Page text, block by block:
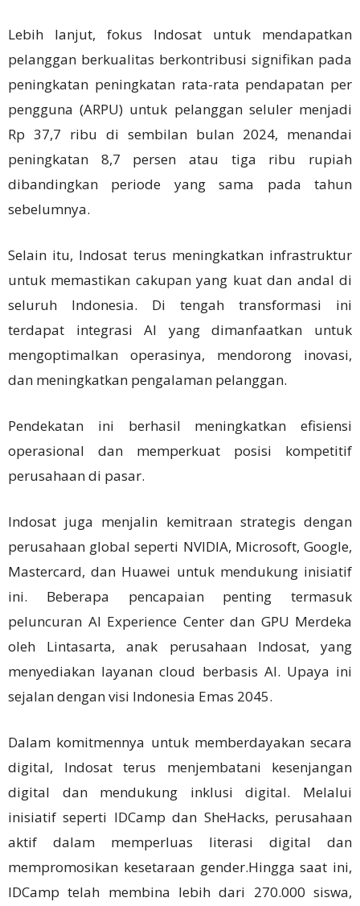
Lebih lanjut, fokus Indosat untuk mendapatkan
pelanggan berkualitas berkontribusi signifikan pada
peningkatan peningkatan rata-rata pendapatan per
pengguna (ARPU) untuk pelanggan seluler menjadi
Rp 37,7 ribu di sembilan bulan 2024, menandai
peningkatan 8,7 persen atau tiga ribu rupiah
dibandingkan periode yang sama pada tahun
sebelumnya.
Selain itu, Indosat terus meningkatkan infrastruktur
untuk memastikan cakupan yang kuat dan andal di
seluruh Indonesia. Di tengah transformasi ini
terdapat integrasi AI yang dimanfaatkan untuk
mengoptimalkan operasinya, mendorong inovasi,
dan meningkatkan pengalaman pelanggan.
Pendekatan ini berhasil meningkatkan efisiensi
operasional dan memperkuat posisi kompetitif
perusahaan di pasar.
Indosat juga menjalin kemitraan strategis dengan
perusahaan global seperti NVIDIA, Microsoft, Google,
Mastercard, dan Huawei untuk mendukung inisiatif
ini. Beberapa pencapaian penting termasuk
peluncuran AI Experience Center dan GPU Merdeka
oleh Lintasarta, anak perusahaan Indosat, yang
menyediakan layanan cloud berbasis AI. Upaya ini
sejalan dengan visi Indonesia Emas 2045.
Dalam komitmennya untuk memberdayakan secara
digital, Indosat terus menjembatani kesenjangan
digital dan mendukung inklusi digital. Melalui
inisiatif seperti IDCamp dan SheHacks, perusahaan
aktif dalam memperluas literasi digital dan
mempromosikan kesetaraan gender.Hingga saat ini,
IDCamp telah membina lebih dari 270.000 siswa,